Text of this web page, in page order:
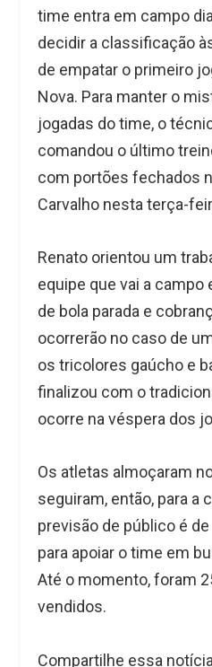
time entra em campo
decidir a classificação
de empatar o primeiro
Nova. Para manter o
jogadas do time, o
comandou o último
com portões fechados
Carvalho nesta terça-
Renato orientou um
equipe que vai a campo
de bola parada e
ocorrerão no caso de
os tricolores gaúcho e
finalizou com o
ocorre na véspera dos
Os atletas almoçaram
seguiram, então, para a
previsão de público é
para apoiar o time em
Até o momento, foram
vendidos.
Compartilhe essa